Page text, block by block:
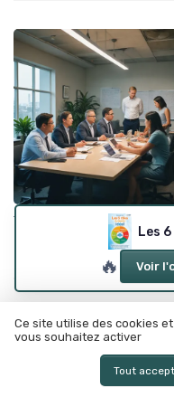
• 28/09/
L'art de devenir un leader
Les
🔥 Voir
Ce site utilise des cookies
vous souhaitez activer
Tout